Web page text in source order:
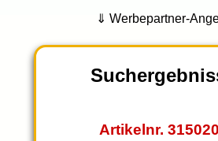
⇓ Werbepartner-
Artikelnr.